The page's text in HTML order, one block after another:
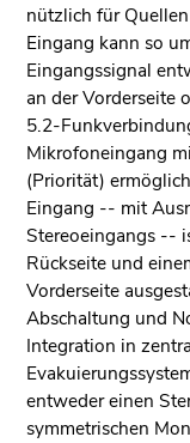
nützlich für
Eingang kann so
Eingangssignal
an der Vorderseite
5.2-
Mikrofoneingang
(Priorität)
Eingang -- mit
Stereoeingangs --
Rückseite und
Vorderseite
Abschaltung und
Integration in
entweder einen
symmetrischen